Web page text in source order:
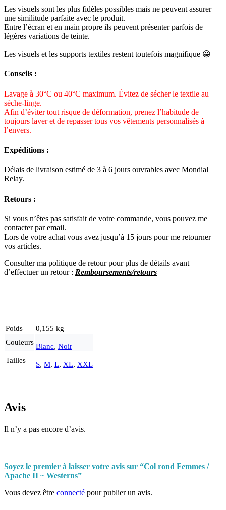
Les visuels sont les plus fidèles possibles mais ne peuvent assurer
une similitude parfaite avec le produit.
Entre l’écran et en main propre ils peuvent présenter parfois de
légères variations de teinte.
Les visuels et les supports textiles restent toutefois magnifique 😀
Conseils :
Lavage à 30°C ou 40°C maximum. Évitez de sécher le textile au
sèche-linge.
Afin d’éviter tout risque de déformation, prenez l’habitude de
toujours laver et de repasser tous vos vêtements personnalisés à
l’envers.
Expéditions :
Délais de livraison estimé de 3 à 6 jours ouvrables avec Mondial
Relay.
Retours :
Si vous n’êtes pas satisfait de votre commande, vous pouvez me
contacter par email.
Lors de votre achat vous avez jusqu’à 15 jours pour me retourner
vos articles.
Consulter ma politique de retour pour plus de détails avant
d’effectuer un retour : Remboursements/retours
Poids
0,155 kg
Couleurs Blanc, Noir
Tailles
S, M, L, XL, XXL
Avis
Il n’y a pas encore d’avis.
Soyez le premier à laisser votre avis sur “Col rond Femmes /
Apache II ~ Westerns”
Vous devez être connecté pour publier un avis.